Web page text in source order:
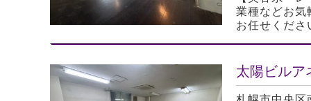
業種などお気
お任せくださ
太陽ビルア